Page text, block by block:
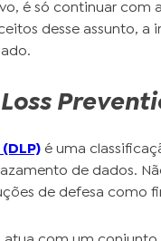
é só continuar com
desse assunto, a
é uma
de dados.
de defesa como